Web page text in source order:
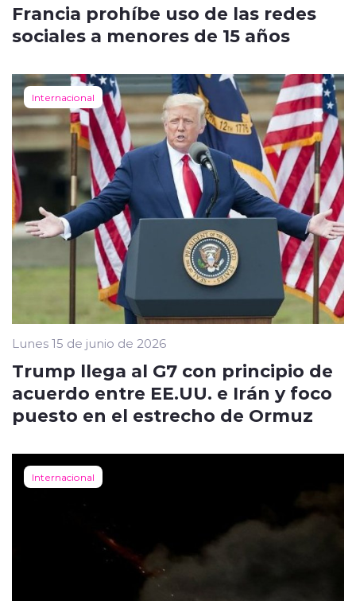
Francia prohíbe uso de las redes
sociales a menores de 15 años
Internacional
Lunes 15 de junio de 2026
Trump llega al G7 con principio de
acuerdo entre EE.UU. e Irán y foco
puesto en el estrecho de Ormuz
Internacional